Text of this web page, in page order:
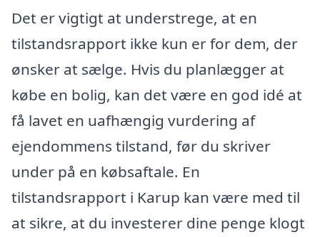
Det er vigtigt at understrege, at en
tilstandsrapport ikke kun er for dem, der
ønsker at sælge. Hvis du planlægger at
købe en bolig, kan det være en god idé at
få lavet en uafhængig vurdering af
ejendommens tilstand, før du skriver
under på en købsaftale. En
tilstandsrapport i Karup kan være med til
at sikre, at du investerer dine penge klogt